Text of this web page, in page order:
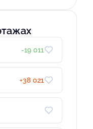
-19 011
+38 021